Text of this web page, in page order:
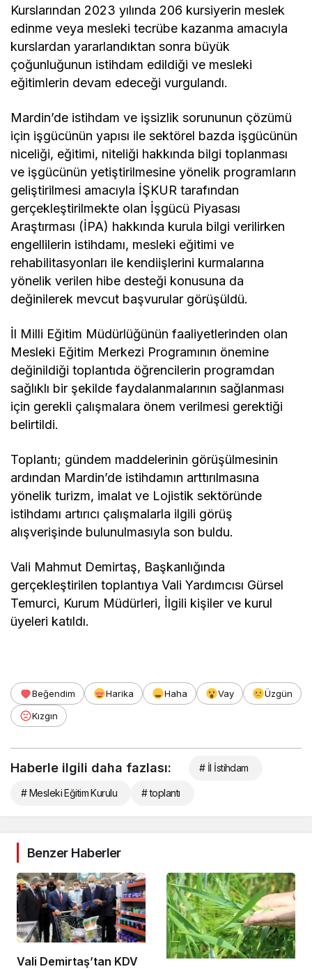
Kurslarından 2023 yılında 206 kursiyerin meslek
edinme veya mesleki tecrübe kazanma amacıyla
kurslardan yararlandıktan sonra büyük
çoğunluğunun istihdam edildiği ve mesleki
eğitimlerin devam edeceği vurgulandı.
Mardin’de istihdam ve işsizlik sorununun çözümü
için işgücünün yapısı ile sektörel bazda işgücünün
niceliği, eğitimi, niteliği hakkında bilgi toplanması
ve işgücünün yetiştirilmesine yönelik programların
geliştirilmesi amacıyla İŞKUR tarafından
gerçekleştirilmekte olan İşgücü Piyasası
Araştırması (İPA) hakkında kurula bilgi verilirken
engellilerin istihdamı, mesleki eğitimi ve
rehabilitasyonları ile kendiişlerini kurmalarına
yönelik verilen hibe desteği konusuna da
değinilerek mevcut başvurular görüşüldü.
İl Milli Eğitim Müdürlüğünün faaliyetlerinden olan
Mesleki Eğitim Merkezi Programının önemine
değinildiği toplantıda öğrencilerin programdan
sağlıklı bir şekilde faydalanmalarının sağlanması
için gerekli çalışmalara önem verilmesi gerektiği
belirtildi.
Toplantı; gündem maddelerinin görüşülmesinin
ardından Mardin’de istihdamın arttırılmasına
yönelik turizm, imalat ve Lojistik sektöründe
istihdamı artırıcı çalışmalarla ilgili görüş
alışverişinde bulunulmasıyla son buldu.
Vali Mahmut Demirtaş, Başkanlığında
gerçekleştirilen toplantıya Vali Yardımcısı Gürsel
Temurci, Kurum Müdürleri, İlgili kişiler ve kurul
üyeleri katıldı.
Beğendim Harika Haha Vay
Üzgün
Kızgın
Haberle ilgili daha fazlası: # İl İstihdam
# Mesleki Eğitim Kurulu # toplantı
Benzer Haberler
Vali Demirtaş’tan KDV